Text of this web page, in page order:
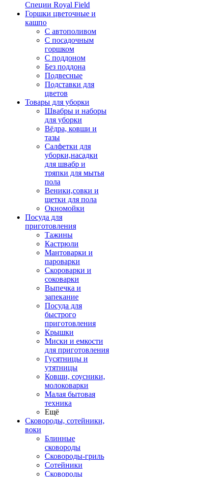
Специи Royal Field
Горшки цветочные и
кашпо
С автополивом
С посадочным
горшком
С поддоном
Без поддона
Подвесные
Подставки для
цветов
Товары для уборки
Швабры и наборы
для уборки
Вёдра, ковши и
тазы
Салфетки для
уборки,насадки
для швабр и
тряпки для мытья
пола
Веники,совки и
щетки для пола
Окномойки
Посуда для
приготовления
Тажины
Кастрюли
Мантоварки и
пароварки
Скороварки и
соковарки
Выпечка и
запекание
Посуда для
быстрого
приготовления
Крышки
Миски и емкости
для приготовления
Гусятницы и
утятницы
Ковши, соусники,
молоковарки
Малая бытовая
техника
Ещё
Сковороды, сотейники,
воки
Блинные
сковороды
Сковороды-гриль
Сотейники
Сковороды